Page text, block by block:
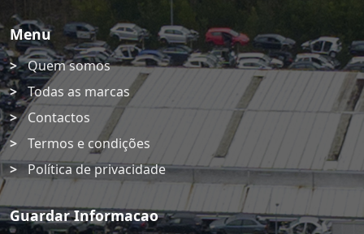
Menu
Quem somos
Todas as marcas
Contactos
Termos e condições
Política de privacidade
Guardar Informacao